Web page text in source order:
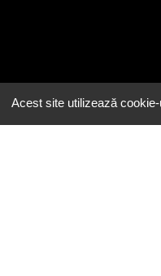
Acest site utilizează